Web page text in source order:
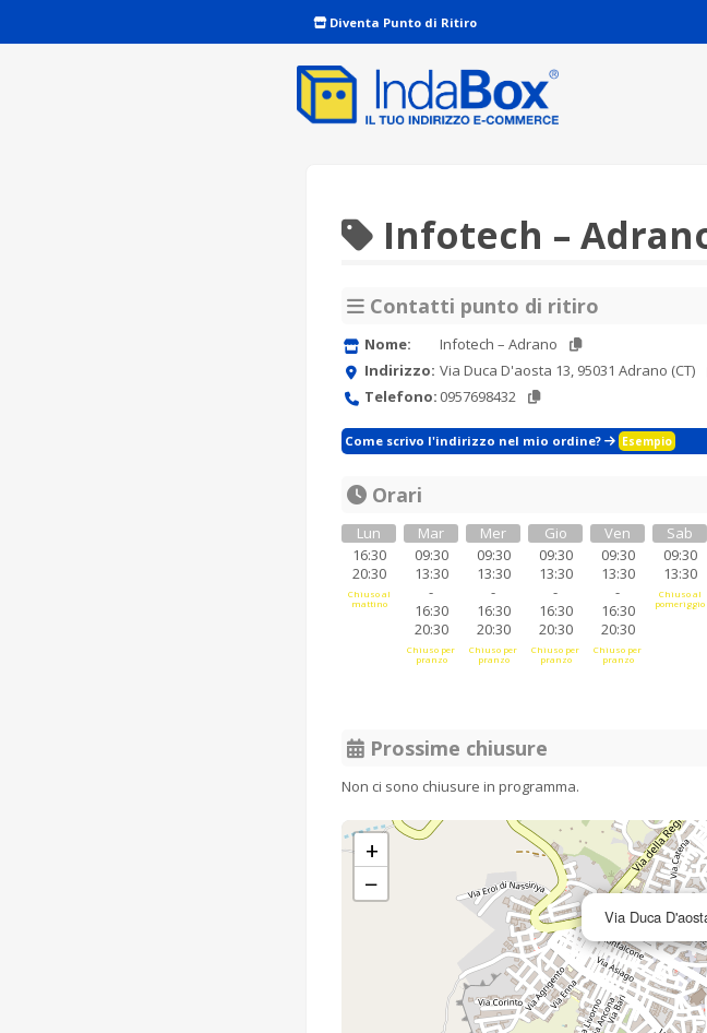
Diventa Punto di Ritiro
Infotech –
Contatti punto di ritiro
Nome:
Infotech – Adrano
Indirizzo: Via Duca D'aosta 13, 95031 Adrano (CT)
Telefono: 0957698432
Come scrivo l'indirizzo nel mio ordine? Esempio
Orari
Lun
16:30
20:30
Chiuso al
mattino
Mar
09:30
13:30
-
16:30
20:30
Chiuso per
pranzo
Mer
09:30
13:30
-
16:30
20:30
Chiuso per
pranzo
Gio
09:30
13:30
-
16:30
20:30
Chiuso per
pranzo
Ven
09:30
13:30
-
16:30
20:30
Chiuso per
pranzo
Sab
09:30
13:30
Chiuso al
pomeriggio
Prossime chiusure
Non ci sono chiusure in programma.
Via Duca
+
−